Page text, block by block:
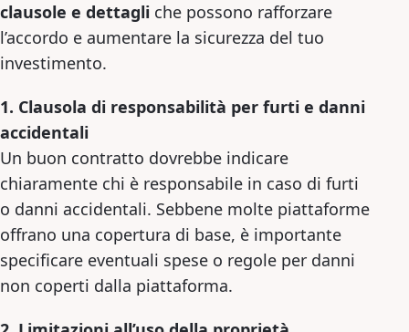
clausole e dettagli che possono rafforzare
l’accordo e aumentare la sicurezza del tuo
investimento.
1. Clausola di responsabilità per furti e danni
accidentali
Un buon contratto dovrebbe indicare
chiaramente chi è responsabile in caso di furti
o danni accidentali. Sebbene molte piattaforme
offrano una copertura di base, è importante
specificare eventuali spese o regole per danni
non coperti dalla piattaforma.